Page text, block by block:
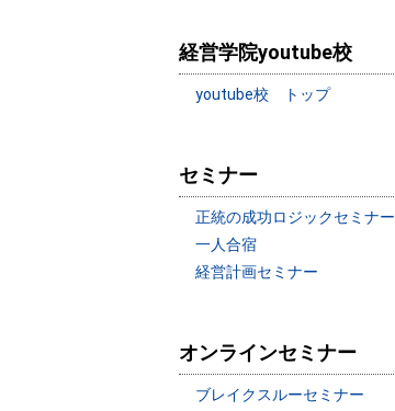
経営学院youtube校
youtube校 トップ
セミナー
正統の成功ロジックセミナー
一人合宿
経営計画セミナー
オンラインセミナー
ブレイクスルーセミナー